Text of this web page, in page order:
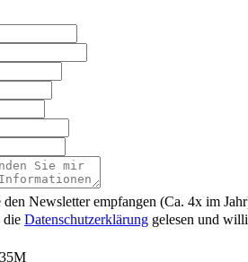
den Newsletter empfangen (Ca. 4x im
die Datenschutzerklärung gelesen und